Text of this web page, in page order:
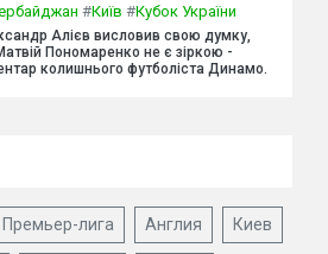
#Київ #Кубок України
Алієв висловив свою думку,
Пономаренко не є зіркою -
колишнього футболіста Динамо.
Премьер-лига Англия Киев